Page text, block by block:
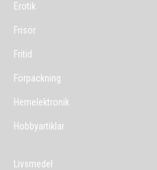
Erotik
Frisör
Fritid
Förpackning
Hemelektronik
Hobbyartiklar
Livsmedel